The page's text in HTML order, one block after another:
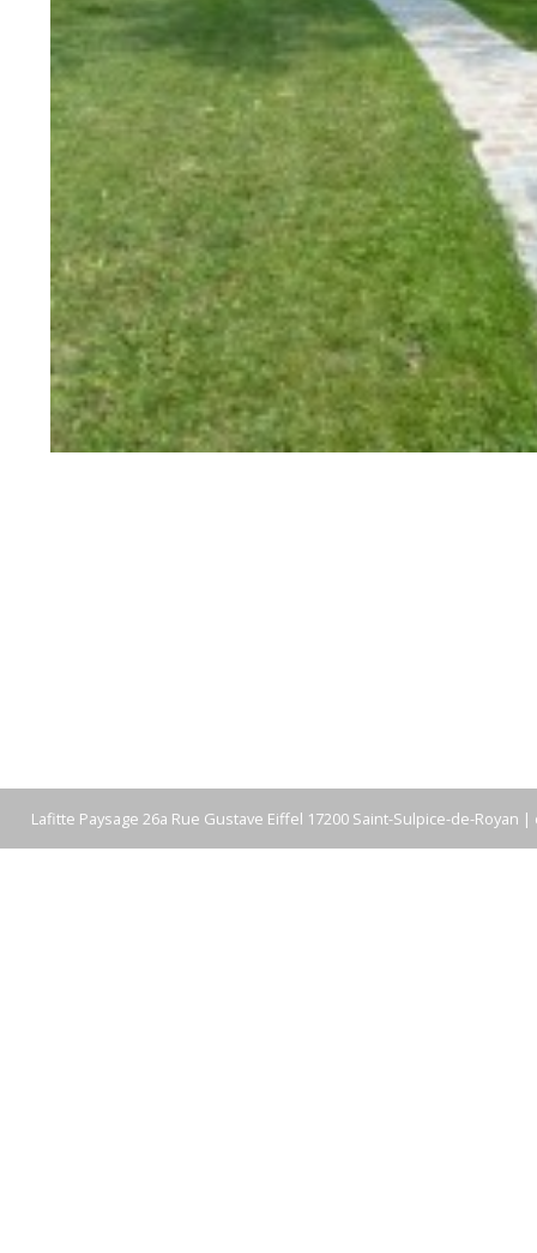
Lafitte Paysage 26a Rue Gustave Eiffel 17200 Saint-Sulpice-de-Royan |